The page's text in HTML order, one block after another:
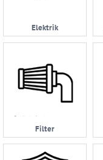
Elektrik
Filter